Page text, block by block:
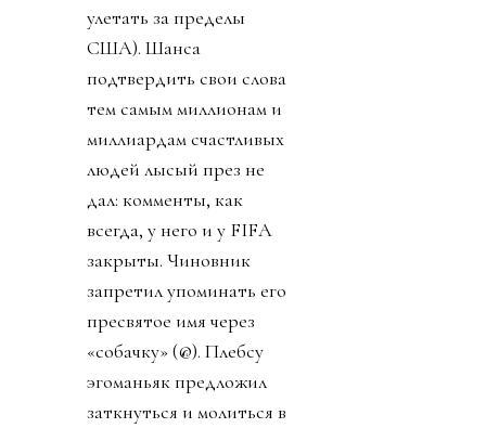
улетать за пределы
США). Шанса
подтвердить свои слова
тем самым миллионам и
миллиардам счастливых
людей лысый през не
дал: комменты, как
всегда, у него и у FIFA
закрыты. Чиновник
запретил упоминать его
пресвятое имя через
«собачку» (@). Плебсу
эгоманьяк предложил
заткнуться и молиться в